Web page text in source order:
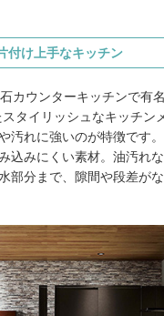
付け上手なキッチン
カウンターキッチンで有
タイリッシュなキッチン
汚れに強いのが特徴です
込みにくい素材。油汚れ
部分まで、隙間や段差が